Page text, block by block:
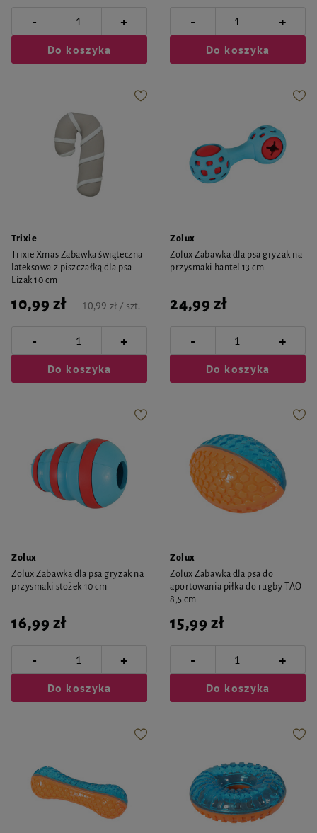
- +
Do koszyka
- +
Do koszyka
Trixie
Trixie Xmas Zabawka świąteczna
lateksowa z piszczałką dla psa
Lizak 10 cm
10,99 zł 10,99 zł / szt.
- +
Do koszyka
Zolux
Zolux Zabawka dla psa gryzak na
przysmaki hantel 13 cm
24,99 zł
- +
Do koszyka
Zolux
Zolux Zabawka dla psa gryzak na
przysmaki stożek 10 cm
16,99 zł
- +
Do koszyka
Zolux
Zolux Zabawka dla psa do
aportowania piłka do rugby TAO
8,5 cm
15,99 zł
- +
Do koszyka